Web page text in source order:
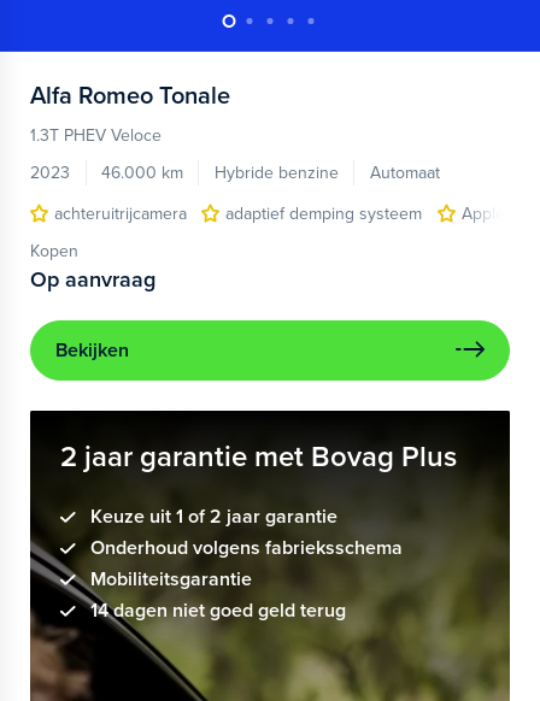
Alfa Romeo Tonale
1.3T PHEV Veloce
2023
46.000 km Hybride benzine
Automaat
achteruitrijcamera
adaptief demping systeem
Apple
Kopen
Op aanvraag
Bekijken
2 jaar garantie met Bovag Plus
Keuze uit 1 of 2 jaar garantie
Onderhoud volgens fabrieksschema
Mobiliteitsgarantie
14 dagen niet goed geld terug